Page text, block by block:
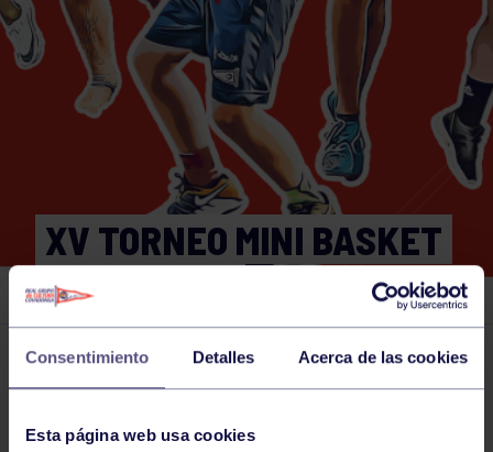
Consentimiento Detalles Acerca de las cookies
Esta página web usa cookies
XV TORNEO MINI BASKET
2022 NAVIA